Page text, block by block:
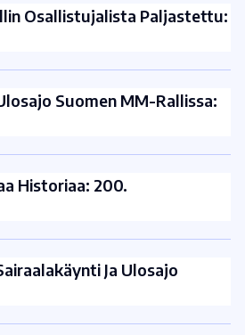
Osallistujalista Paljastettu:
Suomen MM-Rallissa:
Historiaa: 200.
Ja Ulosajo